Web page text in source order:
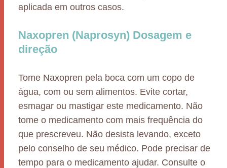
aplicada em outros casos.
Naxopren (Naprosyn) Dosagem e
direção
Tome Naxopren pela boca com um copo de
água, com ou sem alimentos. Evite cortar,
esmagar ou mastigar este medicamento. Não
tome o medicamento com mais frequência do
que prescreveu. Não desista levando, exceto
pelo conselho de seu médico. Pode precisar de
tempo para o medicamento ajudar. Consulte o